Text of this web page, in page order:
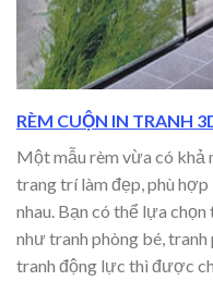
RÈM CUỘN IN TRANH
Một mẫu rèm vừa có khả
trang trí làm đẹp, phù
nhau. Bạn có thể lựa
như tranh phòng bé, tranh
tranh động lực thì được